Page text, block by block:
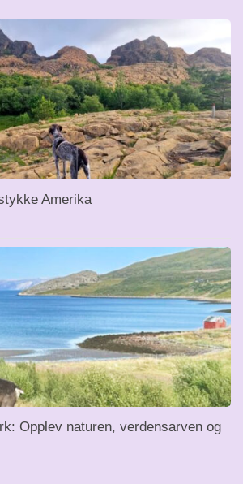
Amerika
Opplev naturen, verdensarven og